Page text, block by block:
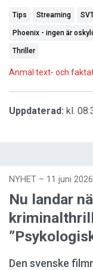
Tips Streaming
Phoenix - ingen är
Thriller
Anmäl text- och
Uppdaterad: kl.
NYHET – 11 juni
Nu landar
Den svenske